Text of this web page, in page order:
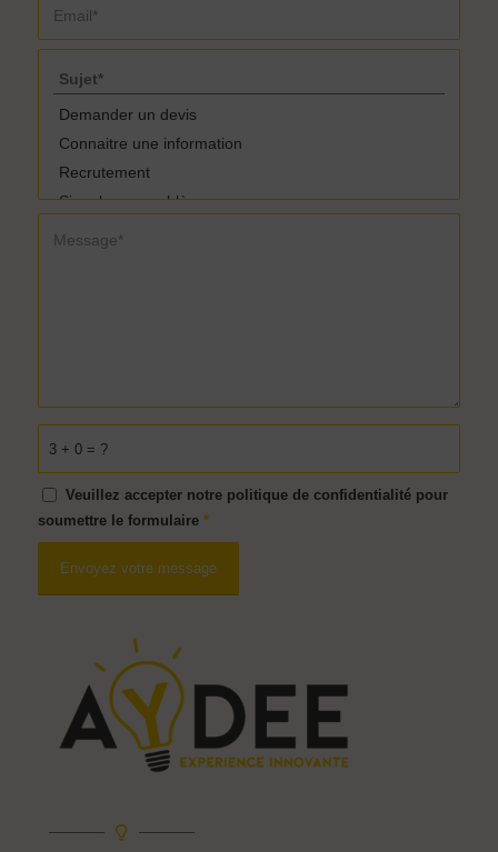
3 + 0 = ?
Veuillez accepter notre politique de confidentialité pour
soumettre le formulaire *